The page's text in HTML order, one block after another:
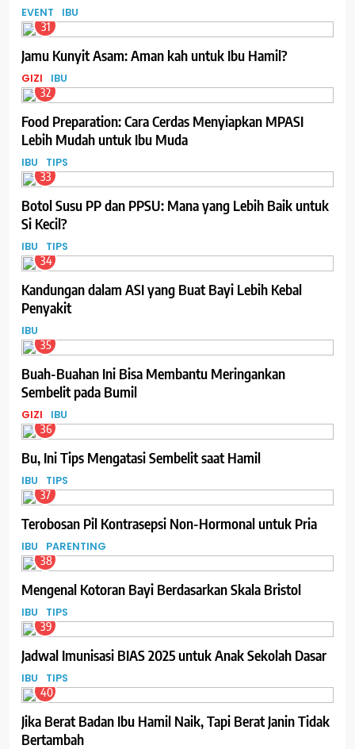
EVENT IBU
31
Jamu Kunyit Asam: Aman kah untuk Ibu Hamil?
GIZI IBU
32
Food Preparation: Cara Cerdas Menyiapkan MPASI
Lebih Mudah untuk Ibu Muda
IBU TIPS
33
Botol Susu PP dan PPSU: Mana yang Lebih Baik untuk
Si Kecil?
IBU TIPS
34
Kandungan dalam ASI yang Buat Bayi Lebih Kebal
Penyakit
IBU
35
Buah-Buahan Ini Bisa Membantu Meringankan
Sembelit pada Bumil
GIZI IBU
36
Bu, Ini Tips Mengatasi Sembelit saat Hamil
IBU TIPS
37
Terobosan Pil Kontrasepsi Non-Hormonal untuk Pria
IBU PARENTING
38
Mengenal Kotoran Bayi Berdasarkan Skala Bristol
IBU TIPS
39
Jadwal Imunisasi BIAS 2025 untuk Anak Sekolah Dasar
IBU TIPS
40
Jika Berat Badan Ibu Hamil Naik, Tapi Berat Janin Tidak
Bertambah